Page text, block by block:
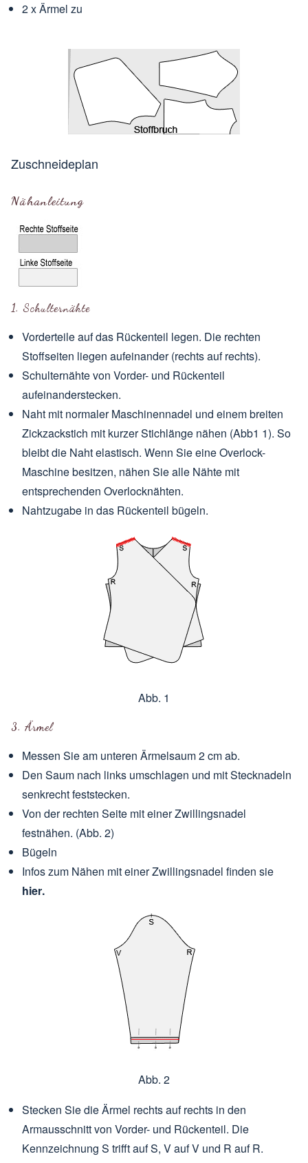
2 x Ärmel zu
Zuschneideplan
Nähanleitung
1. Schulternähte
Vorderteile auf das Rückenteil legen. Die rechten
Stoffseiten liegen aufeinander (rechts auf rechts).
Schulternähte von Vorder- und Rückenteil
aufeinanderstecken.
Naht mit normaler Maschinennadel und einem breiten
Zickzackstich mit kurzer Stichlänge nähen (Abb1 1). So
bleibt die Naht elastisch. Wenn Sie eine Overlock-
Maschine besitzen, nähen Sie alle Nähte mit
entsprechenden Overlocknähten.
Nahtzugabe in das Rückenteil bügeln.
Abb. 1
3. Ärmel
Messen Sie am unteren Ärmelsaum 2 cm ab.
Den Saum nach links umschlagen und mit Stecknadeln
senkrecht feststecken.
Von der rechten Seite mit einer Zwillingsnadel
festnähen. (Abb. 2)
Bügeln
Infos zum Nähen mit einer Zwillingsnadel finden sie
hier.
Abb. 2
Stecken Sie die Ärmel rechts auf rechts in den
Armausschnitt von Vorder- und Rückenteil. Die
Kennzeichnung S trifft auf S, V auf V und R auf R.